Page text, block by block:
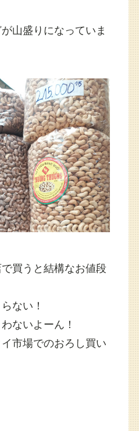
山盛りになっていま
買うと結構なお値段
ない！
ないよーん！
市場でのおろし買い